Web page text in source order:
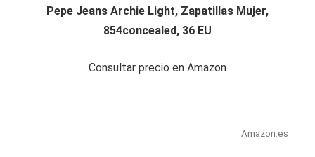
Pepe Jeans Archie Light, Zapatillas Mujer,
854concealed, 36 EU
Consultar precio en Amazon
Amazon.es